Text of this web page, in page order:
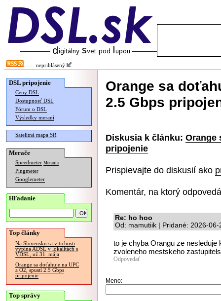
neprihlásený
DSL pripojenie
Ceny DSL
Dostupnosť DSL
Fórum o DSL
Výsledky meraní
Satelitná mapa SR
Merače
Speedmeter Merania
Pingmeter
Googlemeter
Hľadanie
Top články
Na Slovensku sa v tichosti
vypína ADSL v lokalitách s
VDSL, už 31. mája
Orange sa doťahuje na UPC
a O2, spustí 2.5 Gbps
pripojenie
Top správy
Orange sa
2.5 Gbps
Diskusia k článku: Orange
pripojenie
Prispievajte do diskusií ako
Komentár, na ktorý
Re: ho hoo
Od: mamutiik | Pridané: 2026-
to je chyba Orangu ze
zvoleneho mestskeho
Odpovedať
Meno: